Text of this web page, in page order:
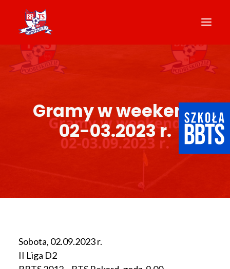
AKADEMIA
AKTUALNOŚCI
NASZE DRUŻYNY
KONTAKT
Gramy w weekend
02-03.2023 r.
Sobota, 02.09.2023 r.
II Liga D2